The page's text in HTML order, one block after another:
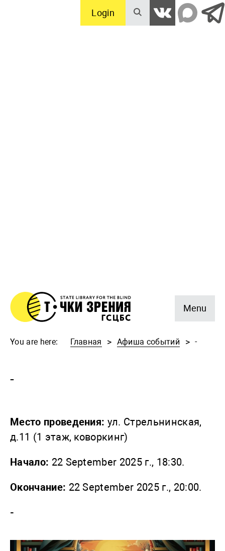
Menu
Login
You are here: Главная Афиша событий -
-
Место проведения: ул. Стрельнинская,
д.11 (1 этаж, коворкинг)
Начало: 22 September 2025 г., 18:30.
Окончание: 22 September 2025 г., 20:00.
-